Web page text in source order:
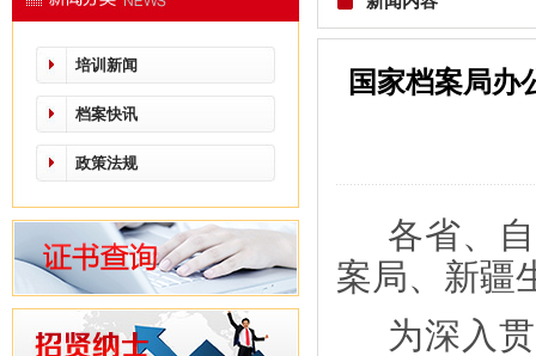
培训新闻
档案快讯
政策法规
国家档案局办
各省、
案局、新疆
为深入